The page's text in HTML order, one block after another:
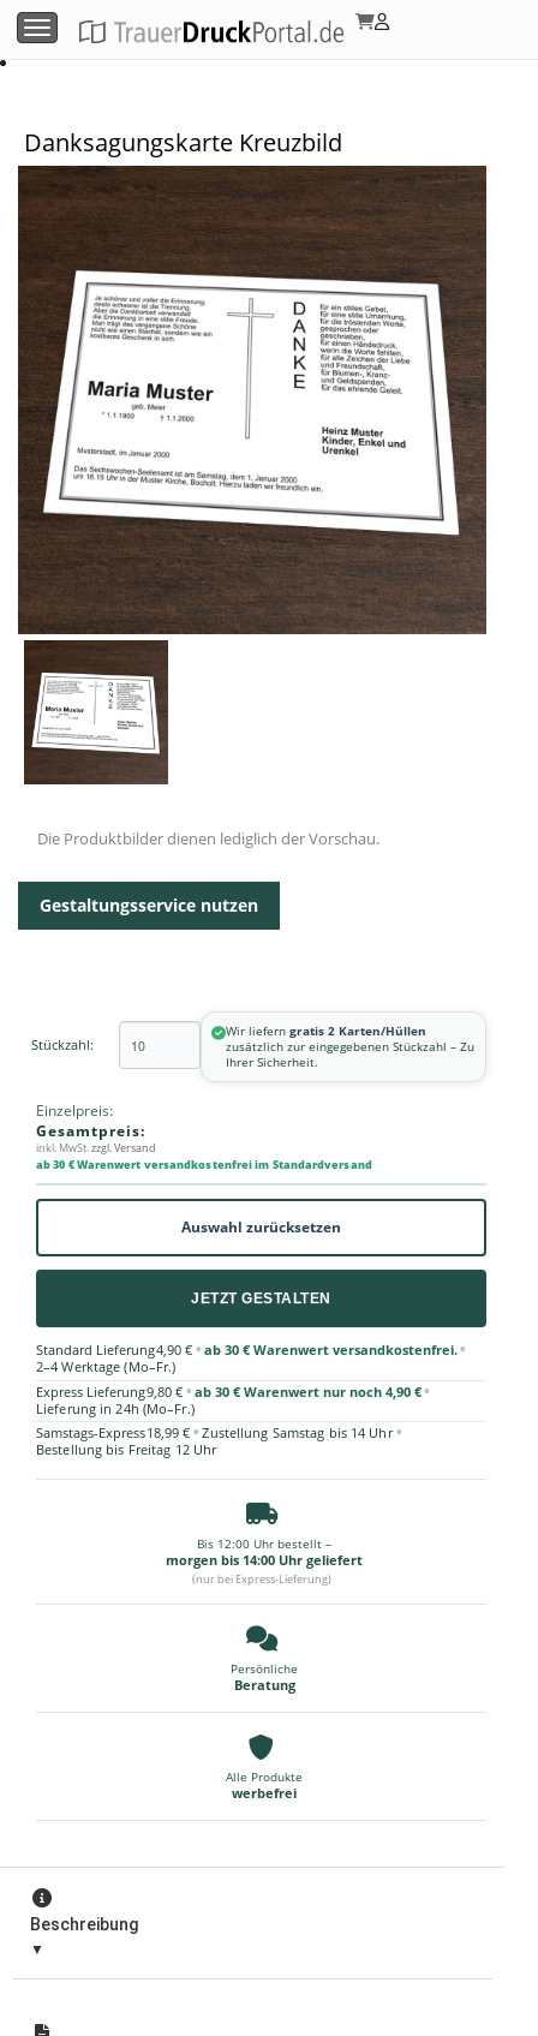
Menü umschalten
Danksagungskarte Kreuzbild
Die Produktbilder dienen lediglich der Vorschau.
Gestaltungsservice nutzen
Stückzahl:
Wir liefern gratis 2 Karten/Hüllen
zusätzlich zur eingegebenen Stückzahl – Zu
Ihrer Sicherheit.
Einzelpreis:
Gesamtpreis:
inkl. MwSt. zzgl. Versand
ab 30 € Warenwert versandkostenfrei im Standardversand
Auswahl zurücksetzen
JETZT GESTALTEN
Standard Lieferung4,90 € • ab 30 € Warenwert versandkostenfrei.•
2–4 Werktage (Mo–Fr.)
Express Lieferung9,80 € • ab 30 € Warenwert nur noch 4,90 €•
Lieferung in 24h (Mo–Fr.)
Samstags-Express18,99 € • Zustellung Samstag bis 14 Uhr •
Bestellung bis Freitag 12 Uhr
Bis 12:00 Uhr bestellt –
morgen bis 14:00 Uhr geliefert
(nur bei Express-Lieferung)
Persönliche
Beratung
Alle Produkte
werbefrei
Beschreibung